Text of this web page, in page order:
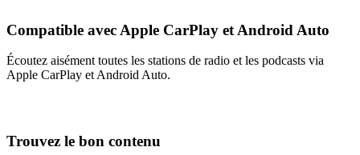
Compatible avec Apple CarPlay et Android Auto
Écoutez aisément toutes les stations de radio et les podcasts via
Apple CarPlay et Android Auto.
Trouvez le bon contenu